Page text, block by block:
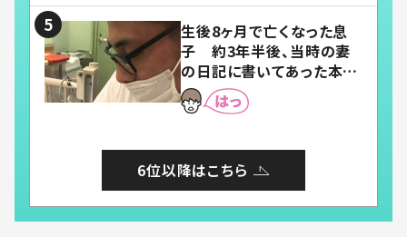
生後8ヶ月で亡くなった息
子 約3年半後、当時の妻
の日記に書いてあった本音
とは
6位以降はこちら